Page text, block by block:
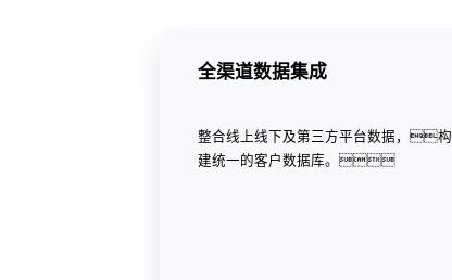
全渠道数据集成
整合线上线下及第三方平台数据，构
建统一的客户数据库。